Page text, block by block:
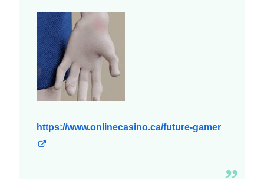
https://www.onlinecasino.ca/future-gamer